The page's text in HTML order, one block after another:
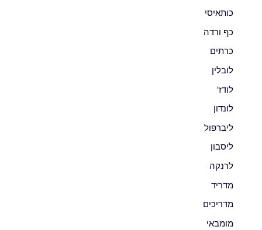
כותאיסי
כף ורדה
כרתים
לובלין
לודז'
לונדון
ליברפול
ליסבון
לרנקה
מדריד
מדריכים
מומבאי